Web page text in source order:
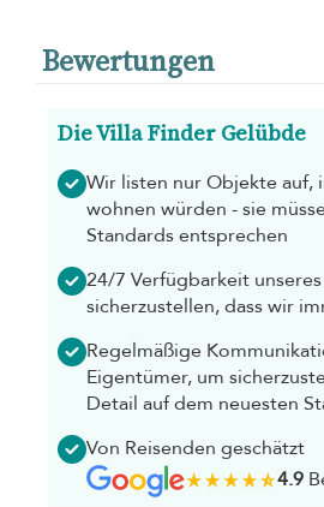
Bewertungen
Die Villa Finder Gelübde
Wir listen nur Objekte auf,
wohnen würden - sie
Standards entsprechen
24/7 Verfügbarkeit unseres
sicherzustellen, dass wir
Regelmäßige
Eigentümer, um
Detail auf dem neuesten
Von Reisenden geschätzt
4.9